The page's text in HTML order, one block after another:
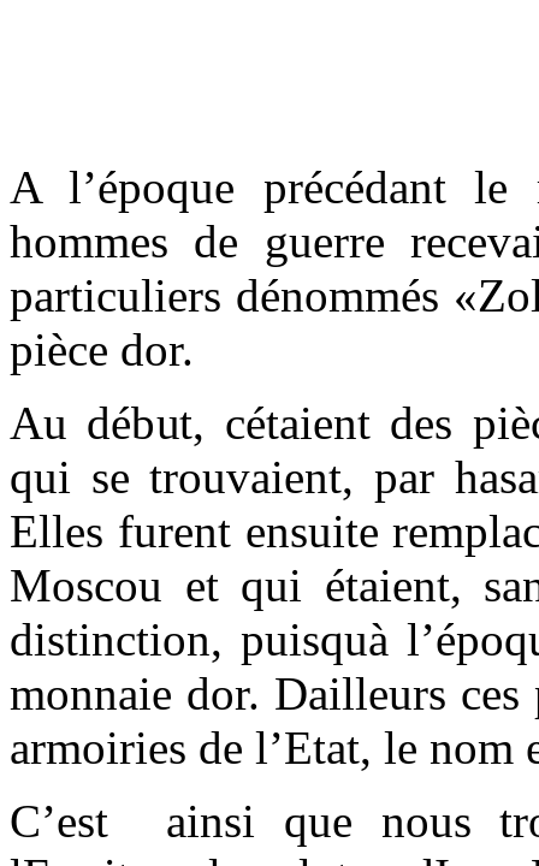
A l’époque précédant
hommes de guerre
particuliers dénommés
pièce dor.
Au début, cétaient des
qui se trouvaient, par
Elles furent ensuite
Moscou et qui étaient,
distinction, puisquà
monnaie dor. Dailleurs
armoiries de l’Etat, le nom
C’est ainsi que nous